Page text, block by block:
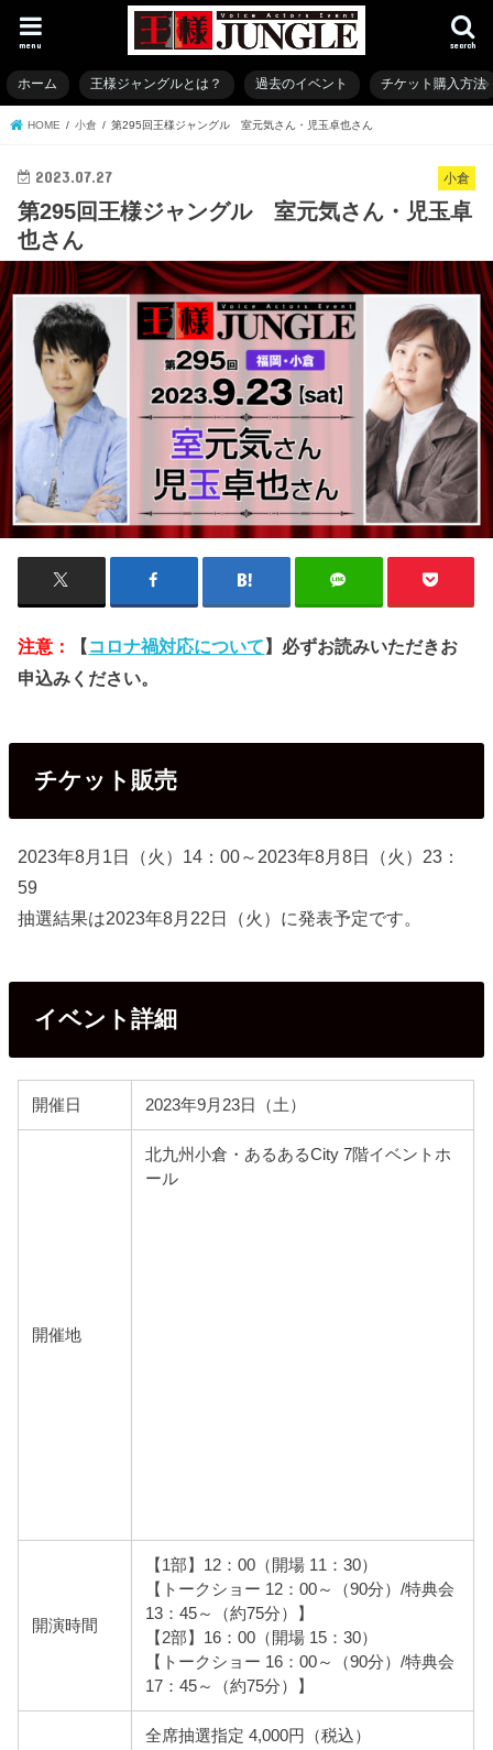
search
menu
ホーム 王様ジャングルとは？ 過去のイベント チケット購入方法
HOME 小倉 第295回王様ジャングル 室元気さん・児玉卓也さん
小倉
2023.07.27
第295回王様ジャングル 室元気さん・児玉卓
也さん
注意： 【 コロナ禍対応について 】必ずお読みいただきお
申込みください。
チケット販売
2023年8月1日（火）14：00～2023年8月8日（火）23：
59
抽選結果は2023年8月22日（火）に発表予定です。
イベント詳細
開催日 2023年9月23日（土）
開催地
北九州小倉・あるあるCity 7階イベントホ
ール
開演時間
【1部】12：00（開場 11：30）
【トークショー 12：00～（90分）/特典会
13：45～（約75分）】
【2部】16：00（開場 15：30）
【トークショー 16：00～（90分）/特典会
17：45～（約75分）】
全席抽選指定 4,000円（税込）